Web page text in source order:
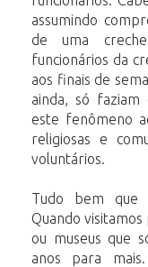
assumindo
de uma
funcionários da
aos finais de
ainda, só faziam
este fenômeno
religiosas e
voluntários.
Tudo bem que
Quando
ou museus que
anos para